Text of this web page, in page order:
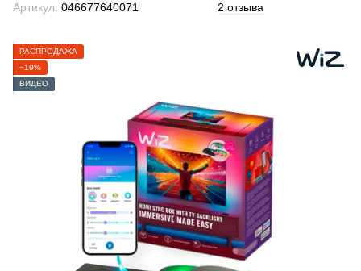
Артикул: 046677640071 2 отзыва
РАСПРОДАЖА
−19%
ВИДЕО